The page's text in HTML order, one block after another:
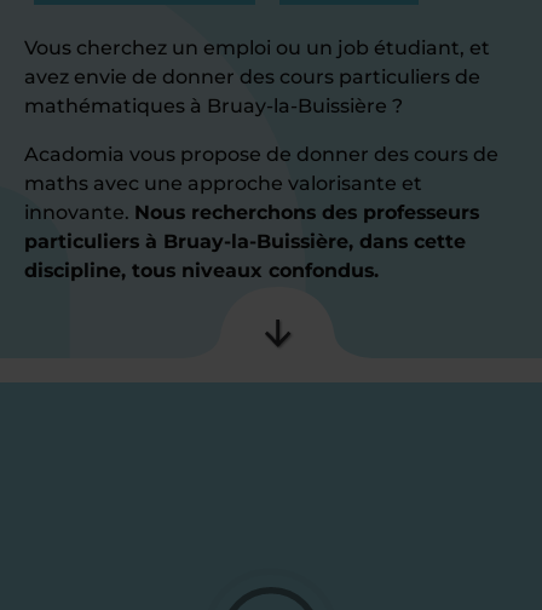
Vous cherchez un emploi ou un job étudiant, et
avez envie de donner des cours particuliers de
mathématiques à Bruay-la-Buissière ?
Acadomia vous propose de donner des cours de
maths avec une approche valorisante et
innovante. Nous recherchons des professeurs
particuliers à Bruay-la-Buissière, dans cette
discipline, tous niveaux confondus.